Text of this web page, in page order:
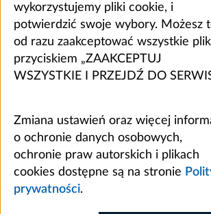
wykorzystujemy pliki cookie, i
potwierdzić swoje wybory. Możesz
od razu zaakceptować wszystkie
przyciskiem „ZAAKCEPTUJ
WSZYSTKIE I PRZEJDŹ DO
Zmiana ustawień oraz więcej
o ochronie danych osobowych,
ochronie praw autorskich i plikach
cookies dostępne są na stronie
prywatności.